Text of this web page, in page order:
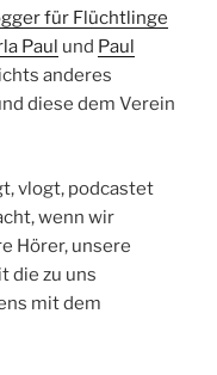
für Flüchtlinge
Paul und Paul
anderes
diese dem Verein
vlogt, podcastet
wenn wir
Hörer, unsere
die zu uns
mit dem